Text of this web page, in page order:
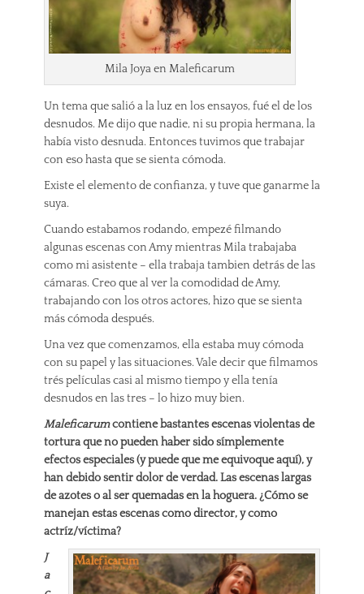
Mila Joya en Maleficarum
Un tema que salió a la luz en los ensayos, fué el de los
desnudos. Me dijo que nadie, ni su propia hermana, la
había visto desnuda. Entonces tuvimos que trabajar
con eso hasta que se sienta cómoda.
Existe el elemento de confianza, y tuve que ganarme la
suya.
Cuando estabamos rodando, empezé filmando
algunas escenas con Amy mientras Mila trabajaba
como mi asistente – ella trabaja tambien detrás de las
cámaras. Creo que al ver la comodidad de Amy,
trabajando con los otros actores, hizo que se sienta
más cómoda después.
Una vez que comenzamos, ella estaba muy cómoda
con su papel y las situaciones. Vale decir que filmamos
trés películas casi al mismo tiempo y ella tenía
desnudos en las tres – lo hizo muy bien.
Maleficarumcontiene bastantes escenas violentas de
tortura que no pueden haber sido símplemente
efectos especiales (y puede que me equivoque aquí), y
han debido sentir dolor de verdad. Las escenas largas
de azotes o al ser quemadas en la hoguera. ¿Cómo se
manejan estas escenas como director, y como
actríz/víctima?
J
a